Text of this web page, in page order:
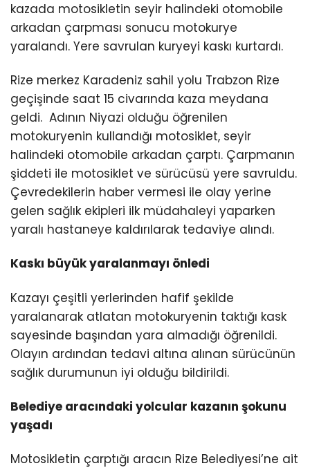
kazada motosikletin seyir halindeki otomobile
arkadan çarpması sonucu motokurye
yaralandı. Yere savrulan kuryeyi kaskı kurtardı.
Rize merkez Karadeniz sahil yolu Trabzon Rize
geçişinde saat 15 civarında kaza meydana
geldi. Adının Niyazi olduğu öğrenilen
motokuryenin kullandığı motosiklet, seyir
halindeki otomobile arkadan çarptı. Çarpmanın
şiddeti ile motosiklet ve sürücüsü yere savruldu.
Çevredekilerin haber vermesi ile olay yerine
gelen sağlık ekipleri ilk müdahaleyi yaparken
yaralı hastaneye kaldırılarak tedaviye alındı.
Kaskı büyük yaralanmayı önledi
Kazayı çeşitli yerlerinden hafif şekilde
yaralanarak atlatan motokuryenin taktığı kask
sayesinde başından yara almadığı öğrenildi.
Olayın ardından tedavi altına alınan sürücünün
sağlık durumunun iyi olduğu bildirildi.
Belediye aracındaki yolcular kazanın şokunu
yaşadı
Motosikletin çarptığı aracın Rize Belediyesi’ne ait